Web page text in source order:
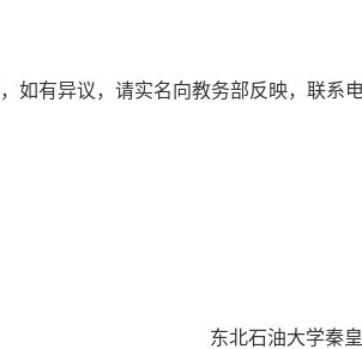
如有异议，请实名向教务部反映，联系
东北石油大学秦